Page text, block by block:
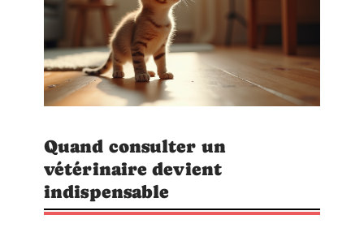
Quand consulter un
vétérinaire devient
indispensable